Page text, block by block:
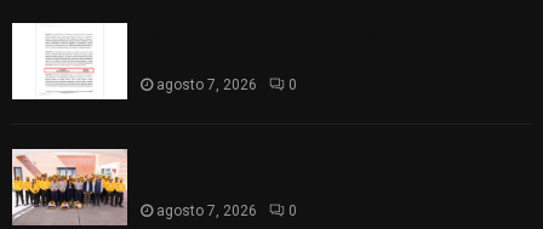
agosto 7, 2026 0
agosto 7, 2026 0